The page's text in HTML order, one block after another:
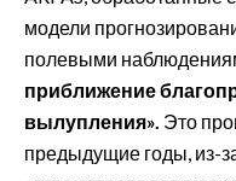
модели
полевыми
приближение
вылупления». Это
предыдущие годы, из-